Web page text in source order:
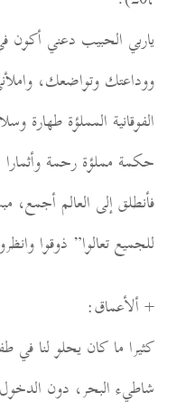
ياربي الحبيب دعني
ووداعتك وتواضعك،
الفوقانية المملؤة طهارة
حكمة مملؤة رحمة وأثمارا
فأنطلق إلى العالم أجمع،
للجميع تعالوا” ذوقوا
+ ألأعماق:
كثيرا ما كان يحلو لنا في
شاطيء البحر، دون